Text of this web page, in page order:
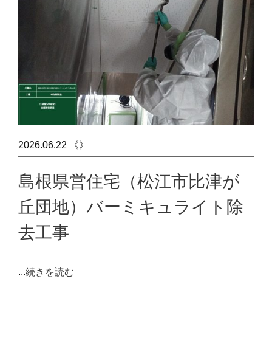
2026.06.22 《》
島根県営住宅（松江市比津が
丘団地）バーミキュライト除
去工事
...続きを読む